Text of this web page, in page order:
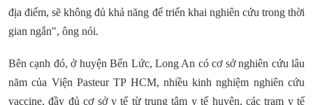
địa điểm, sẽ không đủ khả năng để triển khai nghiên cứu trong thời
gian ngắn", ông nói.
Bên cạnh đó, ở huyện Bến Lức, Long An có cơ sở nghiên cứu lâu
năm của Viện Pasteur TP HCM, nhiều kinh nghiệm nghiên cứu
vaccine, đầy đủ cơ sở y tế từ trung tâm y tế huyện, các trạm y tế